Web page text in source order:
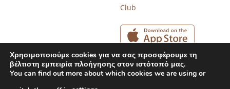
Club
Χρησιμοποιούμε cookies για να σας προσφέρουμε τη
βέλτιστη εμπειρία πλοήγησης στον ιστότοπό μας.
You can find out more about which cookies we are using or